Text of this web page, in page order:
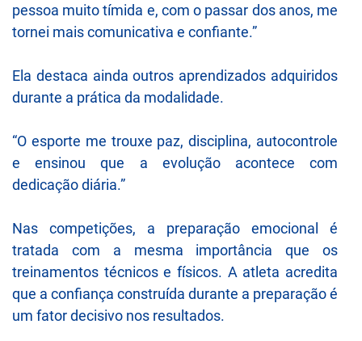
pessoa muito tímida e, com o passar dos anos, me
tornei mais comunicativa e confiante.”
Ela destaca ainda outros aprendizados adquiridos
durante a prática da modalidade.
“O esporte me trouxe paz, disciplina, autocontrole
e ensinou que a evolução acontece com
dedicação diária.”
Nas competições, a preparação emocional é
tratada com a mesma importância que os
treinamentos técnicos e físicos. A atleta acredita
que a confiança construída durante a preparação é
um fator decisivo nos resultados.